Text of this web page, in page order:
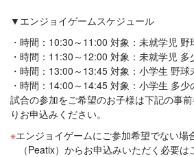
▼エンジョイゲームスケジュール
時間：10:30～11:00 対象：未就学児 野
時間：11:30～12:00 対象：未就学児 多
時間：13:00～13:45 対象：小学生 野球
時間：14:00～14:45 対象：小学生 多少
試合の参加をご希望のお子様は下記の事
りお申込みください。
エンジョイゲームにご参加希望でない場
（Peatix）からお申込みいただく必要は